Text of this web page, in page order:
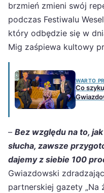
brzmień zmieni swój
podczas Festiwalu
który odbędzie się w
Mig zaśpiewa kultowy
WARTO
Co
– Bez względu na to,
słucha, zawsze
dajemy z siebie 100
Gwiazdowski
partnerskiej gazety „Na